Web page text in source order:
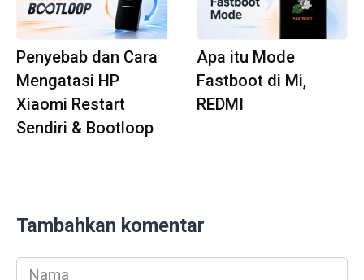
Penyebab dan Cara
Mengatasi HP
Xiaomi Restart
Sendiri & Bootloop
Apa itu Mode
Fastboot di Mi,
REDMI
Tambahkan komentar
Nama